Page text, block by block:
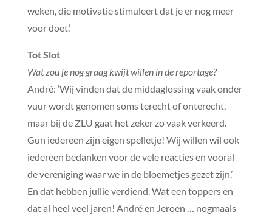
weken, die motivatie stimuleert dat je er nog meer
voor doet.’
Tot Slot
Wat zou je nog graag kwijt willen in de reportage?
André: ‘Wij vinden dat de middaglossing vaak onder
vuur wordt genomen soms terecht of onterecht,
maar bij de ZLU gaat het zeker zo vaak verkeerd.
Gun iedereen zijn eigen spelletje! Wij willen wil ook
iedereen bedanken voor de vele reacties en vooral
de vereniging waar we in de bloemetjes gezet zijn.’
En dat hebben jullie verdiend. Wat een toppers en
dat al heel veel jaren! André en Jeroen … nogmaals